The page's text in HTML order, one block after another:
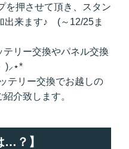
を押させて頂き、スタン
出来ます♪ (～12/25ま
リー交換やパネル交換
)⸝⋆*
テリー交換でお越しの
介致します。
…？】